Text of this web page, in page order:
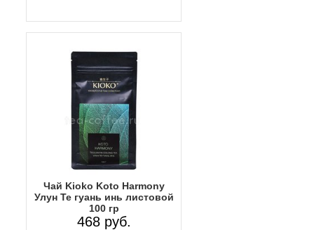
Чай Kioko Koto Harmony
Улун Те гуань инь листовой
100 гр
468 руб.